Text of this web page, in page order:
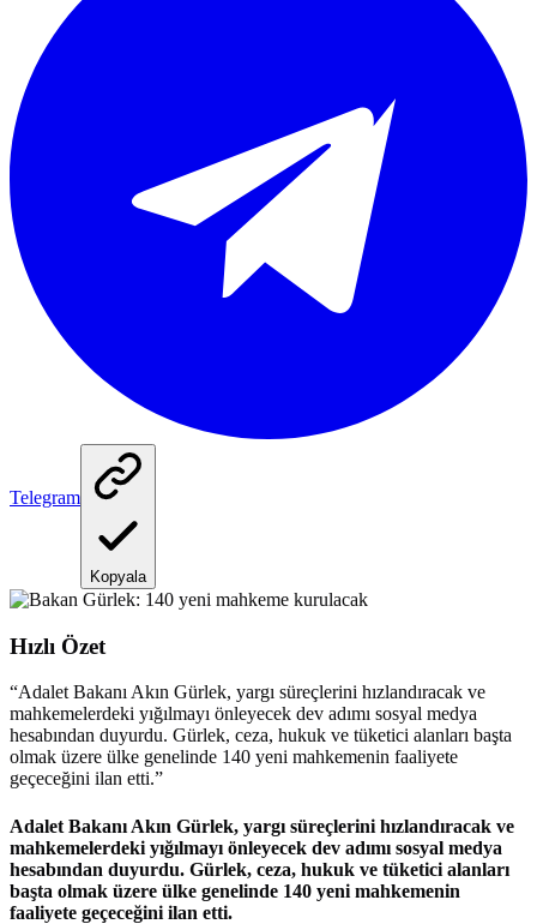
Telegram
Kopyala
Hızlı Özet
“Adalet Bakanı Akın Gürlek, yargı süreçlerini hızlandıracak ve
mahkemelerdeki yığılmayı önleyecek dev adımı sosyal medya
hesabından duyurdu. Gürlek, ceza, hukuk ve tüketici alanları başta
olmak üzere ülke genelinde 140 yeni mahkemenin faaliyete
geçeceğini ilan etti.”
Adalet Bakanı Akın Gürlek, yargı süreçlerini hızlandıracak ve
mahkemelerdeki yığılmayı önleyecek dev adımı sosyal medya
hesabından duyurdu. Gürlek, ceza, hukuk ve tüketici alanları
başta olmak üzere ülke genelinde 140 yeni mahkemenin
faaliyete geçeceğini ilan etti.